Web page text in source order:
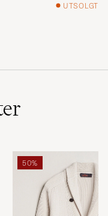
UTSOLGT
50%